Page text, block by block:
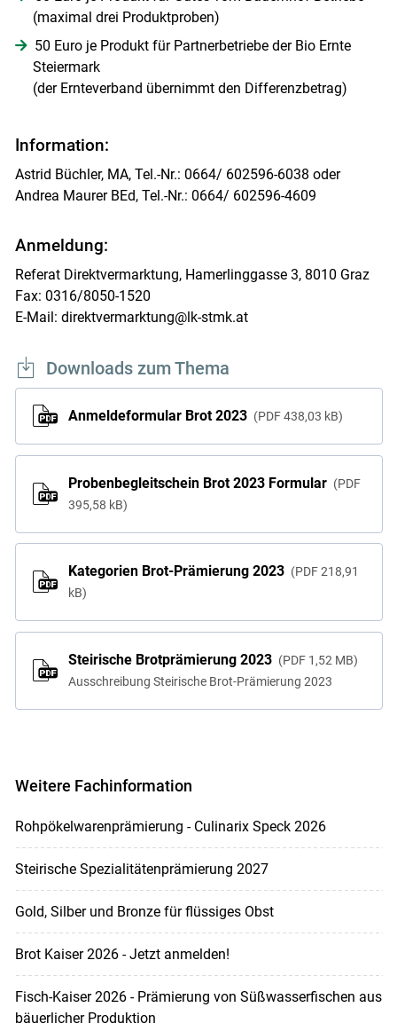
(maximal drei Produktproben)
50 Euro je Produkt für Partnerbetriebe der Bio Ernte
Steiermark
(der Ernteverband übernimmt den Differenzbetrag)
Information:
Astrid Büchler, MA, Tel.-Nr.: 0664/ 602596-6038 oder
Andrea Maurer BEd, Tel.-Nr.: 0664/ 602596-4609
Anmeldung:
Referat Direktvermarktung, Hamerlinggasse 3, 8010 Graz
Fax: 0316/8050-1520
E-Mail: direktvermarktung@lk-stmk.at
Downloads zum Thema
Anmeldeformular Brot 2023 PDF 438,03 kB
Probenbegleitschein Brot 2023 Formular
PDF
395,58 kB
Kategorien Brot-Prämierung 2023 PDF 218,91
kB
Steirische Brotprämierung 2023 PDF 1,52 MB
Ausschreibung Steirische Brot-Prämierung 2023
Weitere Fachinformation
Rohpökelwarenprämierung - Culinarix Speck 2026
Steirische Spezialitätenprämierung 2027
Gold, Silber und Bronze für flüssiges Obst
Brot Kaiser 2026 - Jetzt anmelden!
Fisch-Kaiser 2026 - Prämierung von Süßwasserfischen aus
bäuerlicher Produktion